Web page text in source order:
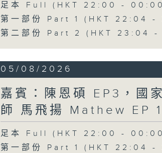
足本 Full (HKT 22:00 -
第一部份 Part 1 (HKT 22:04 -
第二部份 Part 2 (HKT 23:04
05/08/2026
嘉賓：陳恩碩 EP3，國
師 馬飛揚 Mathew EP 1
足本 Full (HKT 22:00 -
第一部份 Part 1 (HKT 22:04 -